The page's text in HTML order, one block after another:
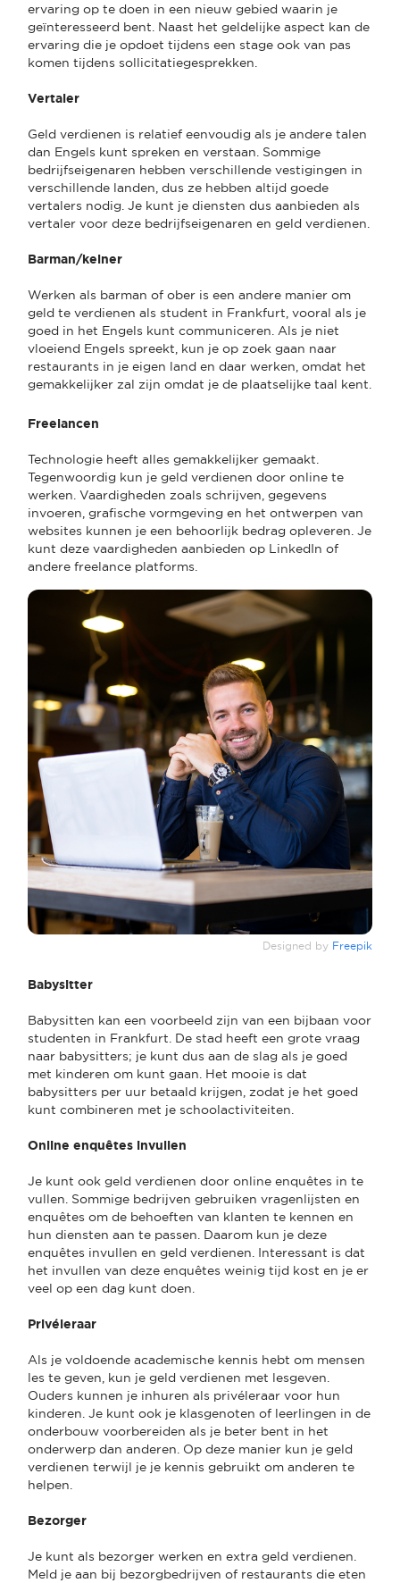
ervaring op te doen in een nieuw gebied waarin je
geïnteresseerd bent. Naast het geldelijke aspect kan de
ervaring die je opdoet tijdens een stage ook van pas
komen tijdens sollicitatiegesprekken.
Vertaler
Geld verdienen is relatief eenvoudig als je andere talen
dan Engels kunt spreken en verstaan. Sommige
bedrijfseigenaren hebben verschillende vestigingen in
verschillende landen, dus ze hebben altijd goede
vertalers nodig. Je kunt je diensten dus aanbieden als
vertaler voor deze bedrijfseigenaren en geld verdienen.
Barman/kelner
Werken als barman of ober is een andere manier om
geld te verdienen als student in Frankfurt, vooral als je
goed in het Engels kunt communiceren. Als je niet
vloeiend Engels spreekt, kun je op zoek gaan naar
restaurants in je eigen land en daar werken, omdat het
gemakkelijker zal zijn omdat je de plaatselijke taal kent.
Freelancen
Technologie heeft alles gemakkelijker gemaakt.
Tegenwoordig kun je geld verdienen door online te
werken. Vaardigheden zoals schrijven, gegevens
invoeren, grafische vormgeving en het ontwerpen van
websites kunnen je een behoorlijk bedrag opleveren. Je
kunt deze vaardigheden aanbieden op LinkedIn of
andere freelance platforms.
Designed by Freepik
Babysitter
Babysitten kan een voorbeeld zijn van een bijbaan voor
studenten in Frankfurt. De stad heeft een grote vraag
naar babysitters; je kunt dus aan de slag als je goed
met kinderen om kunt gaan. Het mooie is dat
babysitters per uur betaald krijgen, zodat je het goed
kunt combineren met je schoolactiviteiten.
Online enquêtes invullen
Je kunt ook geld verdienen door online enquêtes in te
vullen. Sommige bedrijven gebruiken vragenlijsten en
enquêtes om de behoeften van klanten te kennen en
hun diensten aan te passen. Daarom kun je deze
enquêtes invullen en geld verdienen. Interessant is dat
het invullen van deze enquêtes weinig tijd kost en je er
veel op een dag kunt doen.
Privéleraar
Als je voldoende academische kennis hebt om mensen
les te geven, kun je geld verdienen met lesgeven.
Ouders kunnen je inhuren als privéleraar voor hun
kinderen. Je kunt ook je klasgenoten of leerlingen in de
onderbouw voorbereiden als je beter bent in het
onderwerp dan anderen. Op deze manier kun je geld
verdienen terwijl je je kennis gebruikt om anderen te
helpen.
Bezorger
Je kunt als bezorger werken en extra geld verdienen.
Meld je aan bij bezorgbedrijven of restaurants die eten